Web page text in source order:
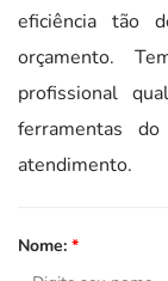
eficiência tão
orçamento.
profissional
ferramentas
atendimento.
Nome: *